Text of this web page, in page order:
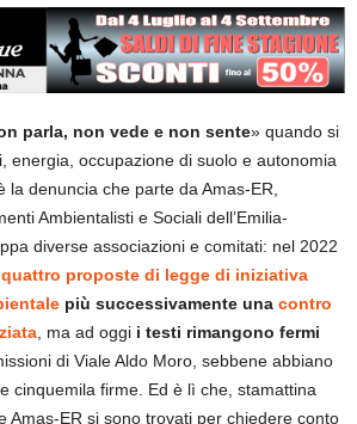
parla, non vede e non sente» quando si
energia, occupazione di suolo e autonomia
la denuncia che parte da Amas-ER,
Ambientalisti e Sociali dell’Emilia-
diverse associazioni e comitati: nel 2022
quattro proposte di legge di iniziativa
più successivamente una contro
, ma ad oggi i testi rimangono fermi
di Viale Aldo Moro, sebbene abbiano
cinquemila firme. Ed è lì che, stamattina
Amas-ER si sono trovati per chiedere conto